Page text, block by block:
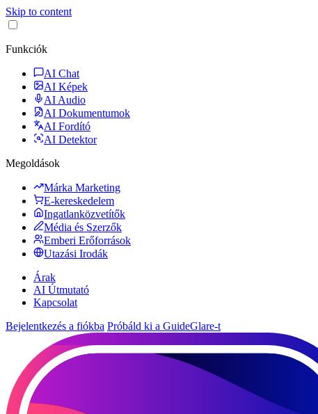
Skip to content
Funkciók
AI Chat
AI Képek
AI Audio
AI Dokumentumok
AI Fordító
AI Detektor
Megoldások
Márka Marketing
E-kereskedelem
Ingatlanközvetítők
Média és Szerzők
Emberi Erőforrások
Utazási Irodák
Árak
AI Útmutató
Kapcsolat
Bejelentkezés a fiókba Próbáld ki a GuideGlare-t